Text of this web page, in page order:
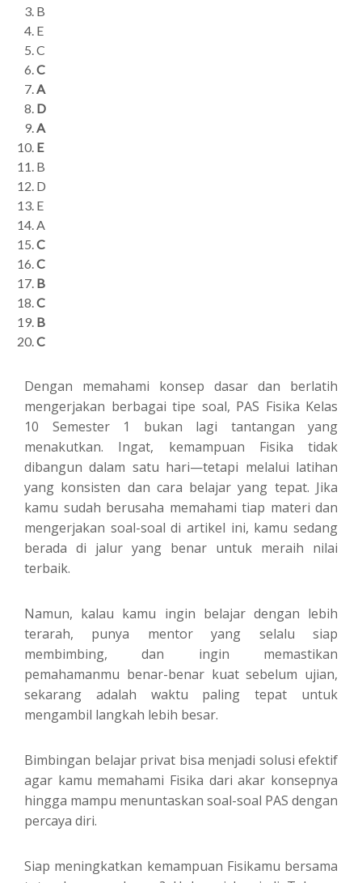
B
E
C
C
A
D
A
E
B
D
E
A
C
C
B
C
B
C
Dengan memahami konsep dasar dan berlatih
mengerjakan berbagai tipe soal, PAS Fisika Kelas
10 Semester 1 bukan lagi tantangan yang
menakutkan. Ingat, kemampuan Fisika tidak
dibangun dalam satu hari—tetapi melalui latihan
yang konsisten dan cara belajar yang tepat. Jika
kamu sudah berusaha memahami tiap materi dan
mengerjakan soal-soal di artikel ini, kamu sedang
berada di jalur yang benar untuk meraih nilai
terbaik.
Namun, kalau kamu ingin belajar dengan lebih
terarah, punya mentor yang selalu siap
membimbing, dan ingin memastikan
pemahamanmu benar-benar kuat sebelum ujian,
sekarang adalah waktu paling tepat untuk
mengambil langkah lebih besar.
Bimbingan belajar privat bisa menjadi solusi efektif
agar kamu memahami Fisika dari akar konsepnya
hingga mampu menuntaskan soal-soal PAS dengan
percaya diri.
Siap meningkatkan kemampuan Fisikamu bersama